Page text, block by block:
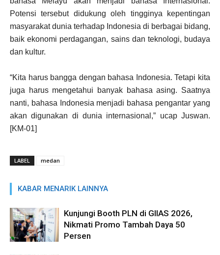
Potensi tersebut didukung oleh tingginya kepentingan
masyarakat dunia terhadap Indonesia di berbagai bidang,
baik ekonomi perdagangan, sains dan teknologi, budaya
dan kultur.
“Kita harus bangga dengan bahasa Indonesia. Tetapi kita
juga harus mengetahui banyak bahasa asing. Saatnya
nanti, bahasa Indonesia menjadi bahasa pengantar yang
akan digunakan di dunia internasional,” ucap Juswan.
[KM-01]
LABEL medan
KABAR MENARIK LAINNYA
Kunjungi Booth PLN di GIIAS 2026,
Nikmati Promo Tambah Daya 50
Persen